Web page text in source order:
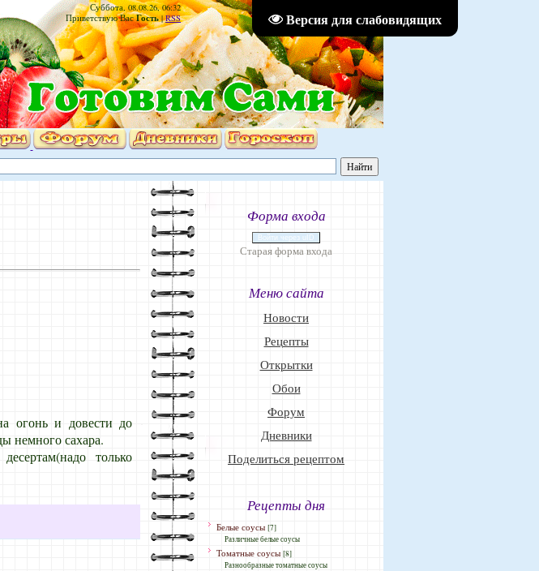
Версия для слабовидящих
Суббота, 08.08.26, 06:32
Приветствую Вас Гость|RSS
огонь и довести до
немного сахара.
только
Форма входа
Войти через uID
Старая форма входа
Меню сайта
Новости
Рецепты
Открытки
Обои
Форум
Дневники
Поделиться рецептом
Рецепты дня
Белые соусы [7]
Различные белые соусы
Томатные соусы [8]
Разнообразные томатные соусы